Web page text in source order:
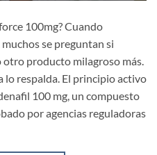
100mg? Cuando
se preguntan si
otro producto milagroso más.
lo respalda. El principio activo
100 mg, un compuesto
por agencias reguladoras